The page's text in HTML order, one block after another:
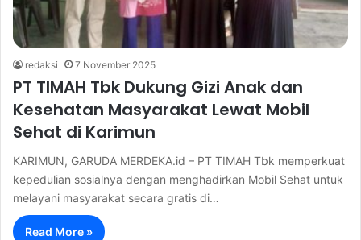
redaksi 7 November 2025
PT TIMAH Tbk Dukung Gizi Anak dan
Kesehatan Masyarakat Lewat Mobil
Sehat di Karimun
KARIMUN, GARUDA MERDEKA.id – PT TIMAH Tbk memperkuat
kepedulian sosialnya dengan menghadirkan Mobil Sehat untuk
melayani masyarakat secara gratis di…
Read More »